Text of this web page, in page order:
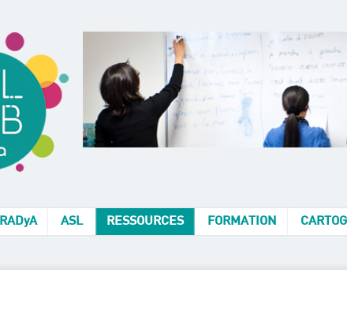
RADyA ASL RESSOURCES FORMATION